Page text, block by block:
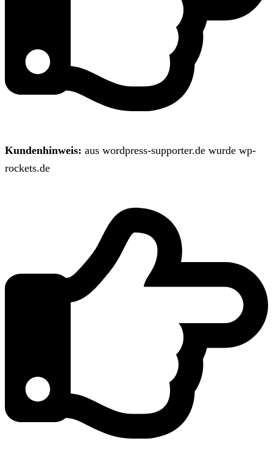
Kundenhinweis: aus wordpress-supporter.de wurde wp-
rockets.de